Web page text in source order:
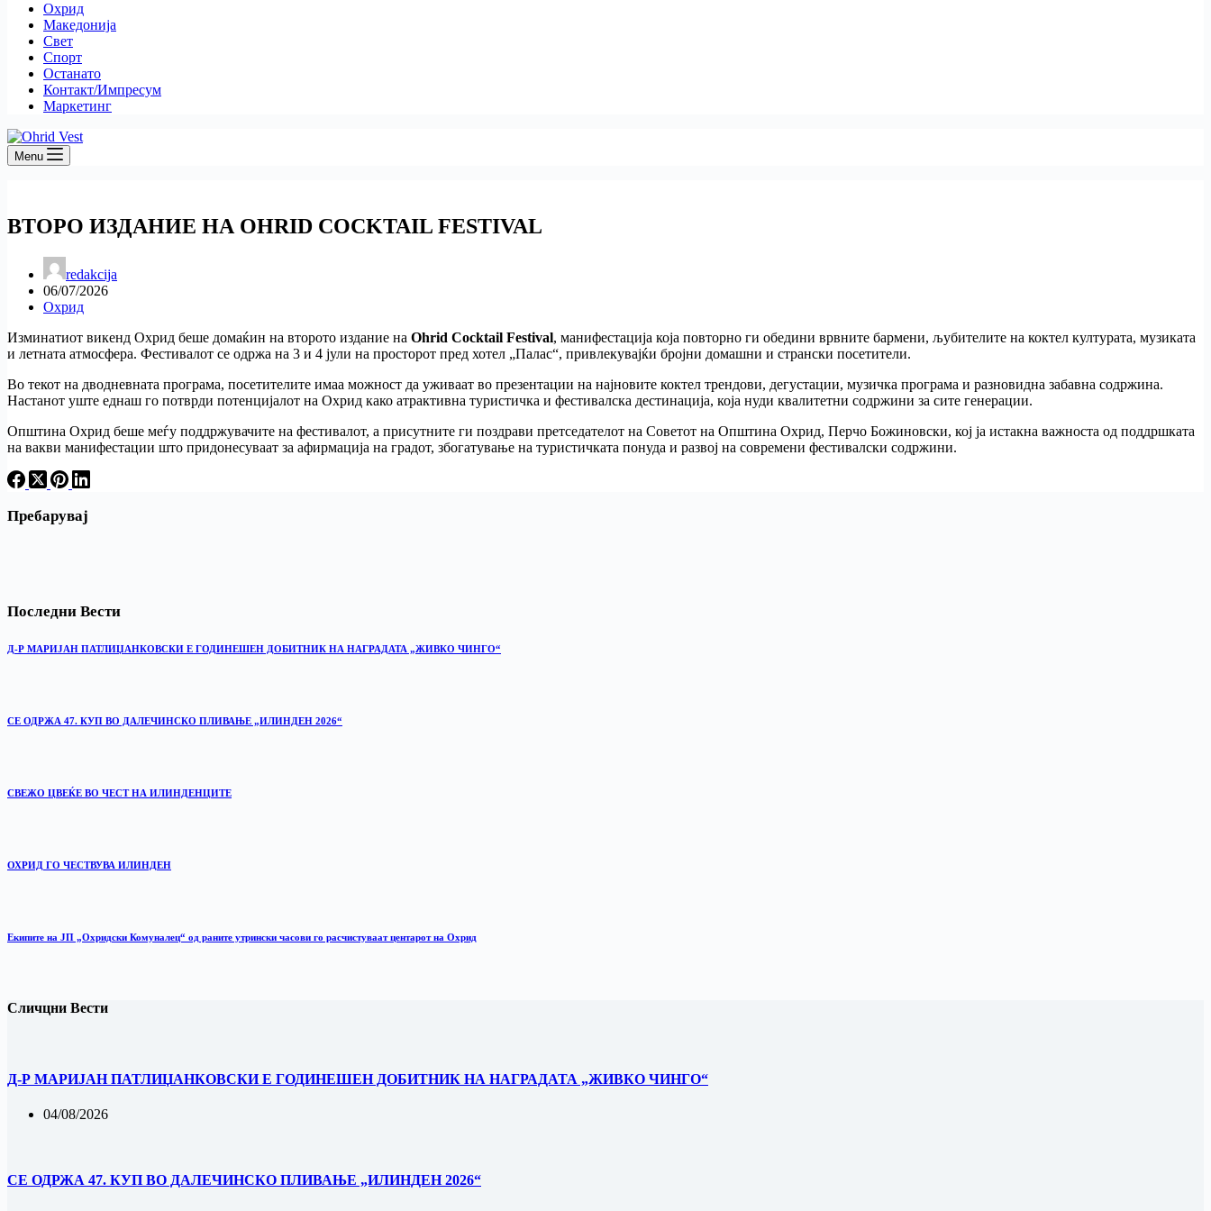
Охрид
Македонија
Свет
Спорт
Останато
Контакт/Импресум
Маркетинг
Menu
ВТОРО ИЗДАНИЕ НА OHRID COCKTAIL FESTIVAL
redakcija
06/07/2026
Охрид
Изминатиот викенд Охрид беше домаќин на второто издание на Ohrid Cocktail Festival, манифестација која повторно ги обедини врвните бармени, љубителите на коктел културата, музиката
и летната атмосфера. Фестивалот се одржа на 3 и 4 јули на просторот пред хотел „Палас“, привлекувајќи бројни домашни и странски посетители.
Во текот на дводневната програма, посетителите имаа можност да уживаат во презентации на најновите коктел трендови, дегустации, музичка програма и разновидна забавна содржина.
Настанот уште еднаш го потврди потенцијалот на Охрид како атрактивна туристичка и фестивалска дестинација, која нуди квалитетни содржини за сите генерации.
Општина Охрид беше меѓу поддржувачите на фестивалот, а присутните ги поздрави претседателот на Советот на Општина Охрид, Перчо Божиновски, кој ја истакна важноста од поддршката
на вакви манифестации што придонесуваат за афирмација на градот, збогатување на туристичката понуда и развој на современи фестивалски содржини.
Пребарувај
Последни Вести
Д-Р МАРИЈАН ПАТЛИЏАНКОВСКИ Е ГОДИНЕШЕН ДОБИТНИК НА НАГРАДАТА „ЖИВКО ЧИНГО“
СЕ ОДРЖА 47. КУП ВО ДАЛЕЧИНСКО ПЛИВАЊЕ „ИЛИНДЕН 2026“
‎СВЕЖО ЦВЕЌЕ ВО ЧЕСТ НА ИЛИНДЕНЦИТЕ
ОХРИД ГО ЧЕСТВУВА ИЛИНДЕН
Екипите на ЈП „Охридски Комуналец“ од раните утрински часови го расчистуваат центарот на Охрид
Сличцни Вести
Д-Р МАРИЈАН ПАТЛИЏАНКОВСКИ Е ГОДИНЕШЕН ДОБИТНИК НА НАГРАДАТА „ЖИВКО ЧИНГО“
04/08/2026
СЕ ОДРЖА 47. КУП ВО ДАЛЕЧИНСКО ПЛИВАЊЕ „ИЛИНДЕН 2026“